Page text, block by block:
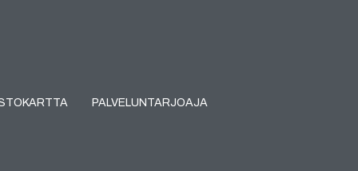
PALVELUNTARJOAJA